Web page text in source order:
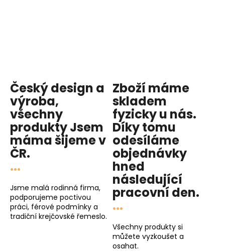
Český design a
výroba,
všechny
produktyJsem
mámašijeme v
ČR.
...
Jsme malá rodinná firma,
podporujeme poctivou
práci, férové podmínky a
tradiční krejčovské řemeslo.
Zboží máme
skladem
fyzicky u nás.
Díky tomu
odesíláme
objednávky
hned
následující
pracovní den.
...
Všechny produkty si
můžete vyzkoušet a
osahat.